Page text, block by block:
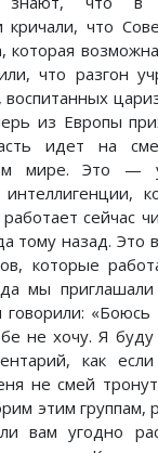
кричали, что
которая
что разгон
воспитанных
из Европы
идет на
мире. Это —
сейчас
тому назад. Это
которые
мы
не хочу. Я буду
как
не смей
этим группам,
вам угодно